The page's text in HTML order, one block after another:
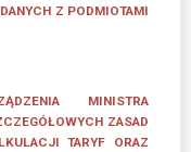
Z PODMIOTAMI
MINISTRA
ZASAD
TARYF ORAZ